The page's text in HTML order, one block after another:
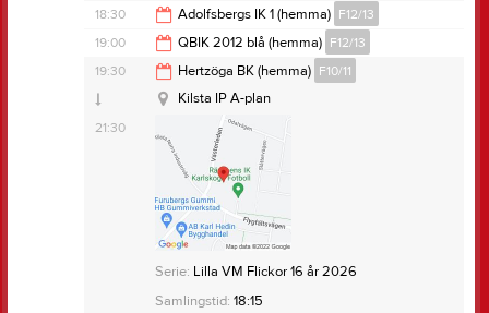
18:30
Anteckning: Omklädningsrum 6
19:45
Kilsta IP
Övrig platsinfo:A-plan
18:30 Adolfsbergs IK 1 (hemma) F12/13
20:30
Kilsta IP
Serie:F13-14 (9mot9) vår Grupp 2 Örebro
Samlingstid: 17:30
Anteckning:Samling på Kilsta kl 17.30
Resultat och referat
19:00 QBIK 2012 blå (hemma) F12/13
21:00
Stora Valla
F 13-14 lila
19:30 Hertzöga BK (hemma) F10/11
21:30
Kilsta IP A-plan
Serie: Lilla VM Flickor 16 år 2026
Samlingstid: 18:15